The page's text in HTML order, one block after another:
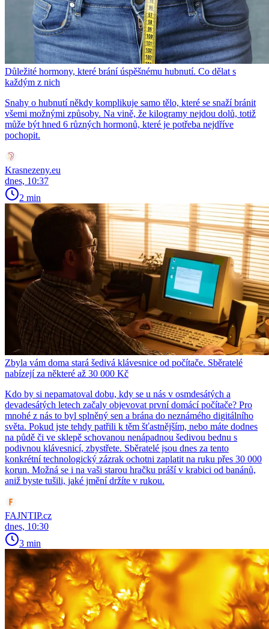
Důležité hormony, které brání úspěšnému hubnutí. Co dělat s
každým z nich
Snahy o hubnutí někdy komplikuje samo tělo, které se snaží bránit
všemi možnými způsoby. Na vině, že kilogramy nejdou dolů, totiž
může být hned 6 různých hormonů, které je potřeba nejdříve
pochopit.
Krasnezeny.eu
dnes, 10:37
2 min
Zbyla vám doma stará šedivá klávesnice od počítače. Sběratelé
nabízejí za některé až 30 000 Kč
Kdo by si nepamatoval dobu, kdy se u nás v osmdesátých a
devadesátých letech začaly objevovat první domácí počítače? Pro
mnohé z nás to byl splněný sen a brána do neznámého digitálního
světa. Pokud jste tehdy patřili k těm šťastnějším, nebo máte dodnes
na půdě či ve sklepě schovanou nenápadnou šedivou bednu s
podivnou klávesnicí, zbystřete. Sběratelé jsou dnes za tento
konkrétní technologický zázrak ochotni zaplatit na ruku přes 30 000
korun. Možná se i na vaši starou hračku práší v krabici od banánů,
aniž byste tušili, jaké jmění držíte v rukou.
FAJNTIP.cz
dnes, 10:30
3 min